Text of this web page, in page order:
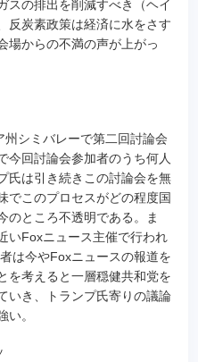
スの排出を削減すべき（ヘイ
反炭素政策は経済に水をさす
場からの不満の声が上がっ
シミバレーで第二回討論会
今回討論会参加者のうち何人
氏は引き続きこの討論会を無
でこのプロセスがどの程度国
のところ不透明である。ま
いFoxニュース主催で行われ
は今やFoxニュースの報道を
を考えると一層穏健共和党を
いき、トランプ氏寄りの議論
。